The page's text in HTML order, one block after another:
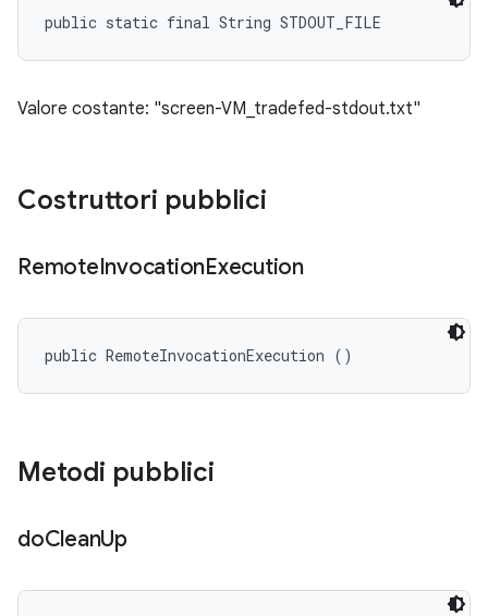
public static final String STDOUT_FILE
Valore costante: "screen-VM_tradefed-stdout.txt"
Costruttori pubblici
RemoteInvocationExecution
public RemoteInvocationExecution ()
Metodi pubblici
doCleanUp